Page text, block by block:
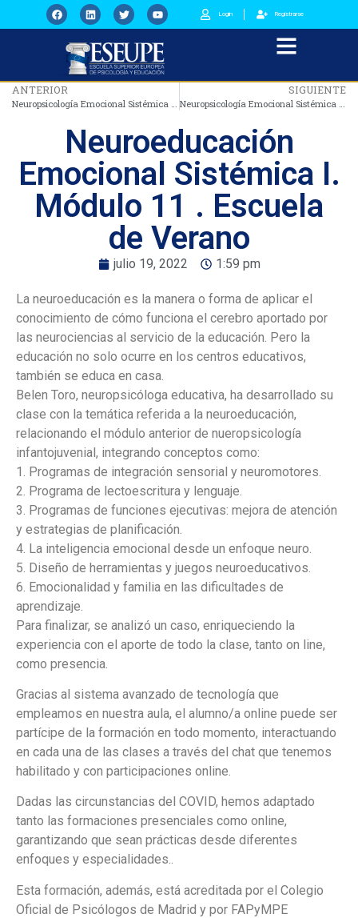
Login Registrarse
ANTERIOR SIGUIENTE
Neuroeducación
Emocional Sistémica I.
Módulo 11 . Escuela
de Verano
julio 19, 2022 1:59 pm
La neuroeducación es la manera o forma de aplicar el
conocimiento de cómo funciona el cerebro aportado por
las neurociencias al servicio de la educación. Pero la
educación no solo ocurre en los centros educativos,
también se educa en casa.
Belen Toro, neuropsicóloga educativa, ha desarrollado su
clase con la temática referida a la neuroeducación,
relacionando el módulo anterior de nueropsicología
infantojuvenial, integrando conceptos como:
1. Programas de integración sensorial y neuromotores.
2. Programa de lectoescritura y lenguaje.
3. Programas de funciones ejecutivas: mejora de atención
y estrategias de planificación.
4. La inteligencia emocional desde un enfoque neuro.
5. Diseño de herramientas y juegos neuroeducativos.
6. Emocionalidad y familia en las dificultades de
aprendizaje.
Para finalizar, se analizó un caso, enriqueciendo la
experiencia con el aporte de todo la clase, tanto on line,
como presencia.
Gracias al sistema avanzado de tecnología que
empleamos en nuestra aula, el alumno/a online puede ser
partícipe de la formación en todo momento, interactuando
en cada una de las clases a través del chat que tenemos
habilitado y con participaciones online.
Dadas las circunstancias del COVID, hemos adaptado
tanto las formaciones presenciales como online,
garantizando que sean prácticas desde diferentes
enfoques y especialidades..
Esta formación, además, está acreditada por el Colegio
Oficial de Psicólogos de Madrid y por FAPyMPE